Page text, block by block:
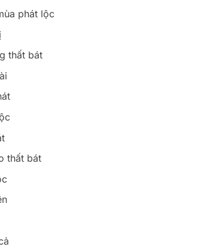
phát lộc
thất bát
thất bát